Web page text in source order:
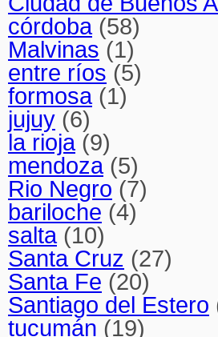
córdoba(58)
Malvinas (1)
entre ríos (5)
formosa(1)
jujuy (6)
la rioja(9)
mendoza(5)
Rio Negro (7)
bariloche (4)
salta(10)
Santa Cruz (27)
Santa Fe (20)
Santiago del Estero
tucumán (19)